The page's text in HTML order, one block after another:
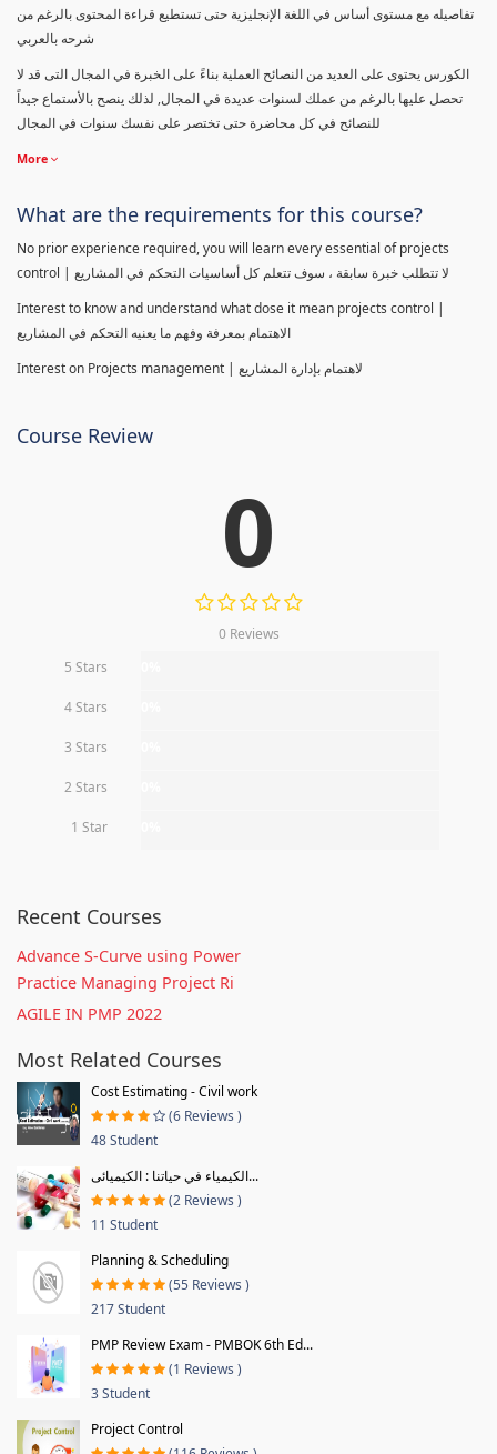
تفاصيله مع مستوى أساس في اللغة الإنجليزية حتى تستطيع قراءة المحتوى بالرغم من
شرحه بالعربي
الكورس يحتوى على العديد من النصائح العملية بناءً على الخبرة في المجال التى قد لا
تحصل عليها بالرغم من عملك لسنوات عديدة في المجال, لذلك ينصح بالأستماع جيداً
للنصائح في كل محاضرة حتى تختصر على نفسك سنوات في المجال
More
What are the requirements for this course?
No prior experience required, you will learn every essential of projects
control | لا تتطلب خبرة سابقة ، سوف تتعلم كل أساسيات التحكم في المشاريع
Interest to know and understand what dose it mean projects control |
الاهتمام بمعرفة وفهم ما يعنيه التحكم في المشاريع
Interest on Projects management | لاهتمام بإدارة المشاريع
Course Review
0
0 Reviews
5 Stars
4 Stars
3 Stars
2 Stars
1 Star
Recent Courses
Advance S-Curve using Power
Practice Managing Project Ri
AGILE IN PMP 2022
Most Related Courses
Cost Estimating - Civil work
(6 Reviews )
48 Student
الكيمياء في حياتنا : الكيميائى...
(2 Reviews )
11 Student
Planning & Scheduling
(55 Reviews )
217 Student
PMP Review Exam - PMBOK 6th Ed...
(1 Reviews )
3 Student
Project Control